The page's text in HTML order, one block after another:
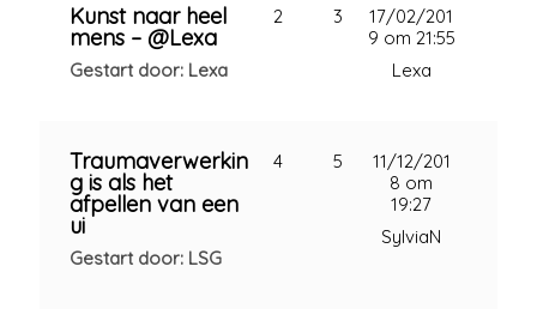
Kunst naar heel
mens – @Lexa
Gestart door: Lexa
2 3
17/02/201
9 om 21:55
Lexa
Traumaverwerkin
g is als het
afpellen van een
ui
Gestart door: LSG
4 5
11/12/201
8 om
19:27
SylviaN